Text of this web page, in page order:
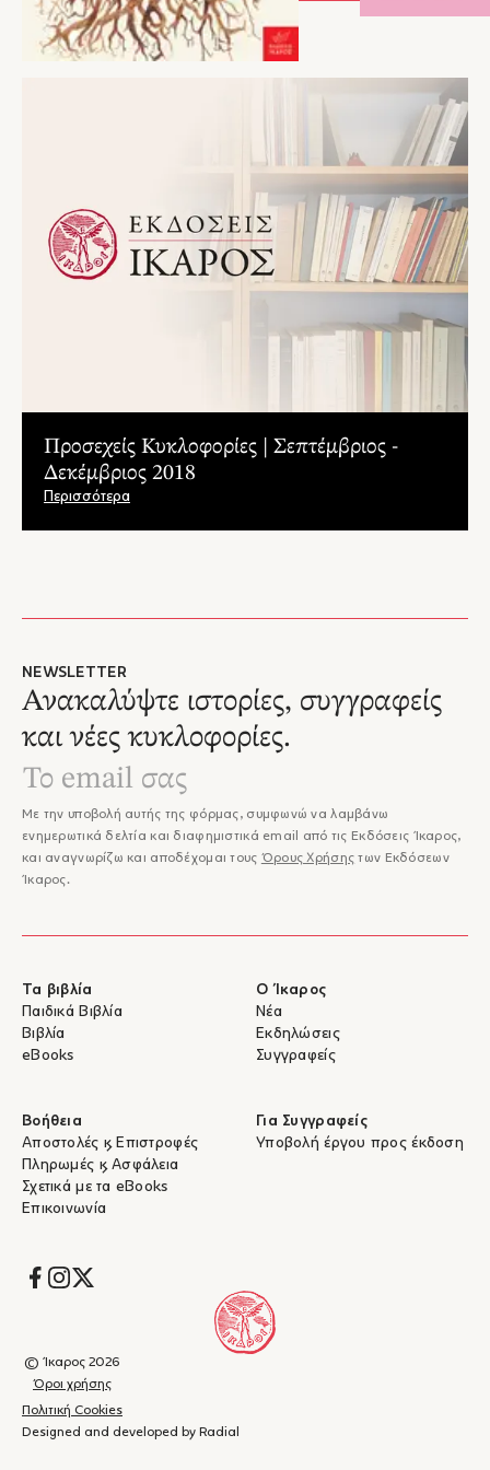
ΑΡΘΡΑ
Προσεχείς Κυκλοφορίες | Σεπτέμβριος -
Δεκέμβριος 2018
Περισσότερα
NEWSLETTER
Ανακαλύψτε ιστορίες, συγγραφείς
και νέες κυκλοφορίες.
Με την υποβολή αυτής της φόρμας, συμφωνώ να λαμβάνω
ενημερωτικά δελτία και διαφημιστικά email από τις Εκδόσεις Ίκαρος,
και αναγνωρίζω και αποδέχομαι τους Όρους Χρήσης των Εκδόσεων
Ίκαρος.
Τα βιβλία
Παιδικά Βιβλία
Βιβλία
eBooks
Ο Ίκαρος
Νέα
Εκδηλώσεις
Συγγραφείς
Βοήθεια
Αποστολές & Επιστροφές
Πληρωμές & Ασφάλεια
Σχετικά με τα eBooks
Επικοινωνία
Για Συγγραφείς
Υποβολή έργου προς έκδοση
Socials
© Ίκαρος 2026
Όροι χρήσης
Πολιτική Cookies
Designed and developed by Radial